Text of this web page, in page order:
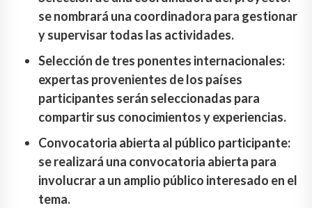
se nombrará una coordinadora para gestionar
y supervisar todas las actividades.
Selección de tres ponentes internacionales:
expertas provenientes de los países
participantes serán seleccionadas para
compartir sus conocimientos y experiencias.
Convocatoria abierta al público participante:
se realizará una convocatoria abierta para
involucrar a un amplio público interesado en el
tema.